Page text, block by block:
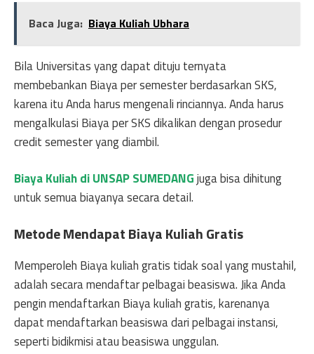
Baca Juga: Biaya Kuliah Ubhara
Bila Universitas yang dapat dituju ternyata
membebankan Biaya per semester berdasarkan SKS,
karena itu Anda harus mengenali rinciannya. Anda harus
mengalkulasi Biaya per SKS dikalikan dengan prosedur
credit semester yang diambil.
Biaya Kuliah di UNSAP SUMEDANGjuga bisa dihitung
untuk semua biayanya secara detail.
Metode Mendapat Biaya Kuliah Gratis
Memperoleh Biaya kuliah gratis tidak soal yang mustahil,
adalah secara mendaftar pelbagai beasiswa. Jika Anda
pengin mendaftarkan Biaya kuliah gratis, karenanya
dapat mendaftarkan beasiswa dari pelbagai instansi,
seperti bidikmisi atau beasiswa unggulan.